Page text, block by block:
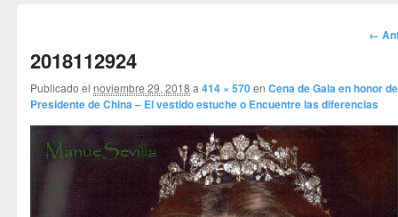
←
2018112924
Publicado el noviembre 29, 2018 a414 × 570enCena de Gala en honor de
Presidente de China – El vestido estuche o Encuentre las diferencias